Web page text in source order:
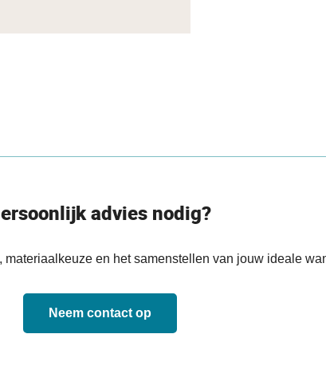
advies nodig?
en het samenstellen van jouw ideale
Neem contact op